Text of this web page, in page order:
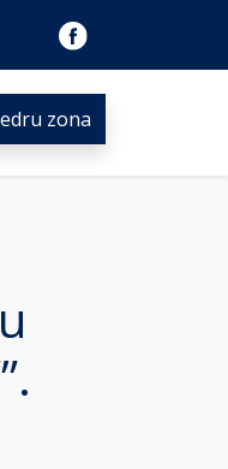
zona